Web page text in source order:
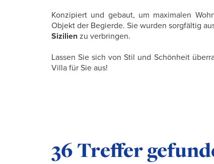
Konzipiert und gebaut, um maximalen
Objekt der Begierde. Sie wurden sorgfältig
Sizilien zu verbringen.
Lassen Sie sich von Stil und Schönheit
Villa für Sie aus!
Ihre
36 Treffer